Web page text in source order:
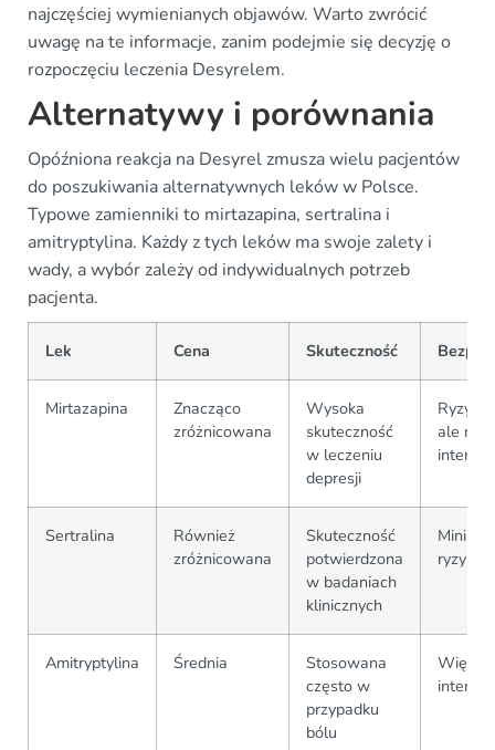
najczęściej wymienianych objawów. Warto zwrócić
uwagę na te informacje, zanim podejmie się decyzję o
rozpoczęciu leczenia Desyrelem.
Alternatywy i porównania
Opóźniona reakcja na Desyrel zmusza wielu pacjentów
do poszukiwania alternatywnych leków w Polsce.
Typowe zamienniki to mirtazapina, sertralina i
amitryptylina. Każdy z tych leków ma swoje zalety i
wady, a wybór zależy od indywidualnych potrzeb
pacjenta.
Lek Cena Skuteczność
Mirtazapina
Znacząco
zróżnicowana
Wysoka
skuteczność
w leczeniu
depresji
Ryzyko
ale
Sertralina
Również
zróżnicowana
Skuteczność
potwierdzona
w badaniach
klinicznych
ryzyko
Amitryptylina Średnia
Stosowana
często w
przypadku
bólu